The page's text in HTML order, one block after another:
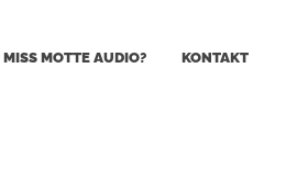
MISS MOTTE AUDIO? KONTAKT